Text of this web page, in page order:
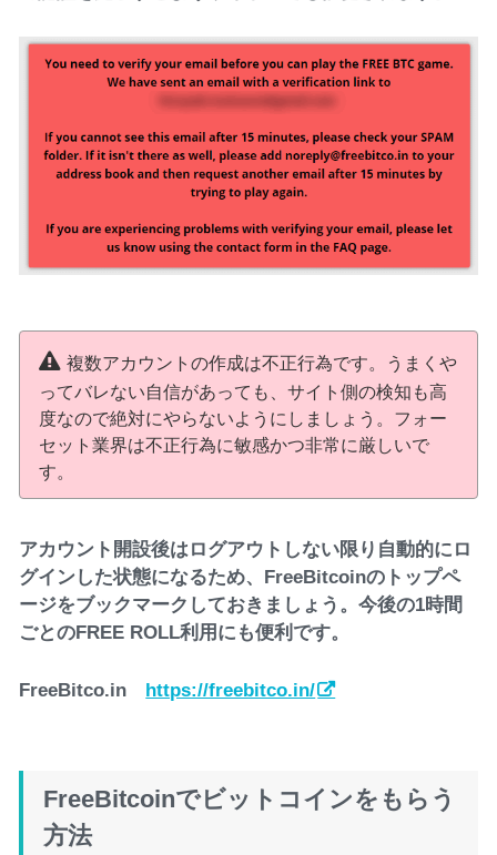
複数アカウントの作成は不正行為です。うまくや
ってバレない自信があっても、サイト側の検知も高
度なので絶対にやらないようにしましょう。フォー
セット業界は不正行為に敏感かつ非常に厳しいで
す。
アカウント開設後はログアウトしない限り自動的にロ
グインした状態になるため、FreeBitcoinのトップペ
ージをブックマークしておきましょう。今後の1時間
ごとのFREE ROLL利用にも便利です。
FreeBitco.in https://freebitco.in/
FreeBitcoinでビットコインをもらう
方法